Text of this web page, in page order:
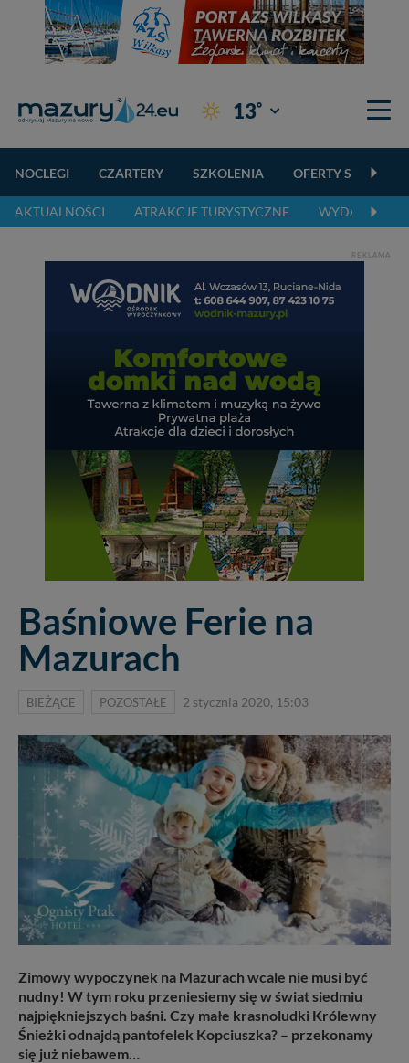
13° Giżycko
NOCLEGI CZARTERY SZKOLENIA OFERTY
AKTUALNOŚCI ATRAKCJE TURYSTYCZNE WYDARZENIA
REKLAMA
Baśniowe Ferie na
Mazurach
BIEŻĄCE POZOSTAŁE 2 stycznia 2020, 15:03
Zimowy wypoczynek na Mazurach wcale nie musi być
nudny! W tym roku przeniesiemy się w świat siedmiu
najpiękniejszych baśni. Czy małe krasnoludki Królewny
Śnieżki odnajdą pantofelek Kopciuszka? – przekonamy
się już niebawem…